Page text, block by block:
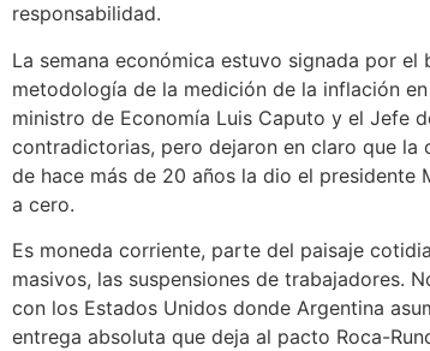
responsabilidad.
La semana económica estuvo signada por
metodología de la medición de la inflación
ministro de Economía Luis Caputo y el Jefe
contradictorias, pero dejaron en claro que la
de hace más de 20 años la dio el presidente
a cero.
Es moneda corriente, parte del paisaje
masivos, las suspensiones de trabajadores.
con los Estados Unidos donde Argentina
entrega absoluta que deja al pacto Roca-